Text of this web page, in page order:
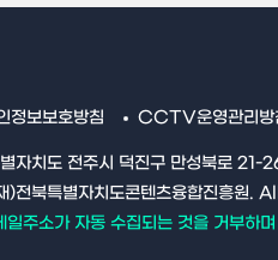
정보보호방침 CCTV운영관리방
자치도 전주시 덕진구 만성북로
북특별자치도콘텐츠융합진흥원
주소가 자동 수집되는 것을 거부하